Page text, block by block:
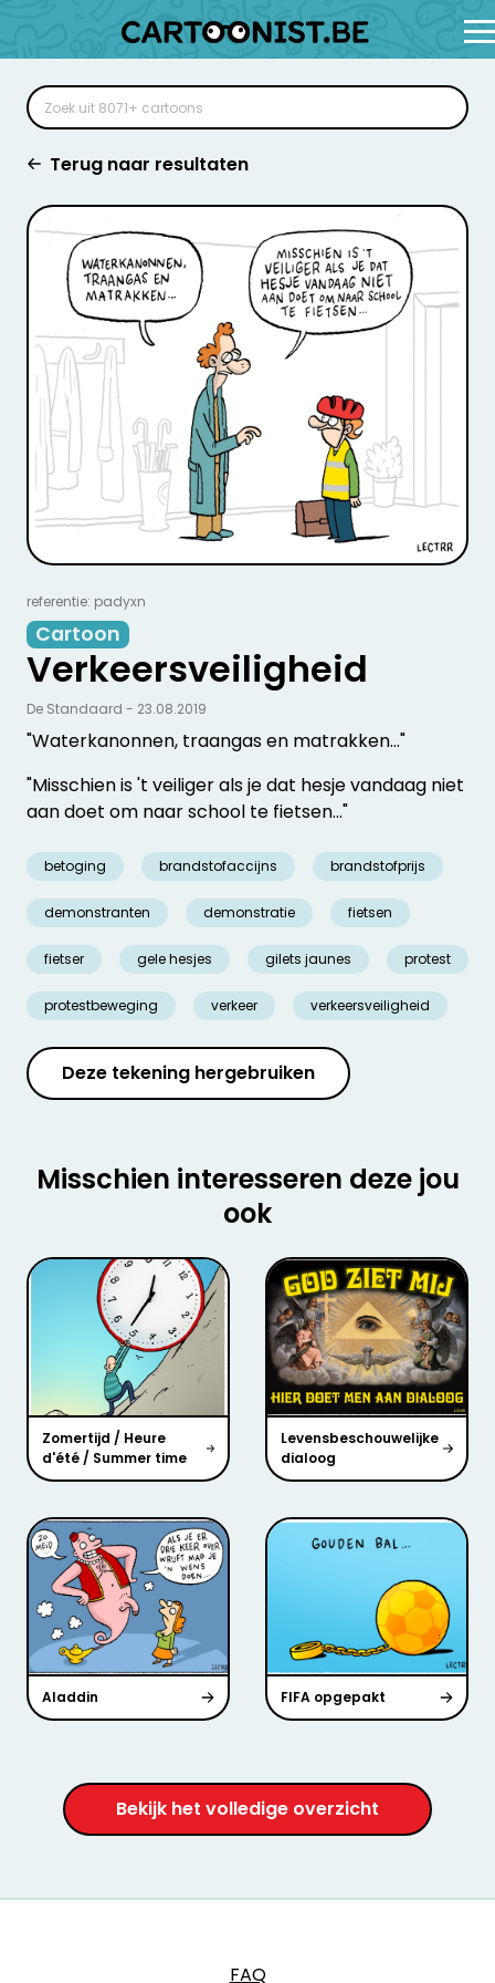
Terug naar resultaten
referentie: padyxn
Cartoon
Verkeersveiligheid
"Waterkanonnen, traangas en matrakken..."
"Misschien is 't veiliger als je dat hesje vandaag niet
aan doet om naar school te fietsen..."
betoging brandstofaccijns brandstofprijs
demonstranten demonstratie fietsen
fietser gele hesjes gilets jaunes protest
protestbeweging verkeer verkeersveiligheid
De Standaard - 23.08.2019
Deze tekening hergebruiken
Misschien interesseren deze jou
ook
Zomertijd / Heure
d'été / Summer time
Levensbeschouwelijke
dialoog
Aladdin FIFA opgepakt
Bekijk het volledige overzicht
FAQ